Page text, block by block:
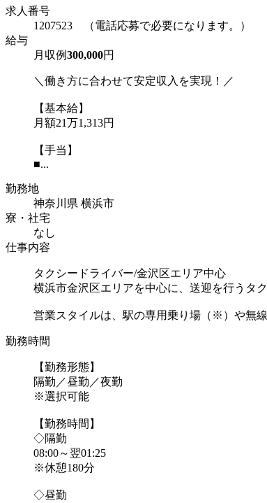
求人番号
1207523 （電話応募で必要になります。）
給与
月収例300,000円
＼働き方に合わせて安定収入を実現！／
【基本給】
月額21万1,313円
【手当】
■...
勤務地
神奈川県 横浜市
寮・社宅
なし
仕事内容
タクシードライバー/金沢区エリア中心
横浜市金沢区エリアを中心に、送迎を行うタ
営業スタイルは、駅の専用乗り場（※）や無
勤務時間
【勤務形態】
隔勤／昼勤／夜勤
※選択可能
【勤務時間】
◇隔勤
08:00～翌01:25
※休憩180分
◇昼勤